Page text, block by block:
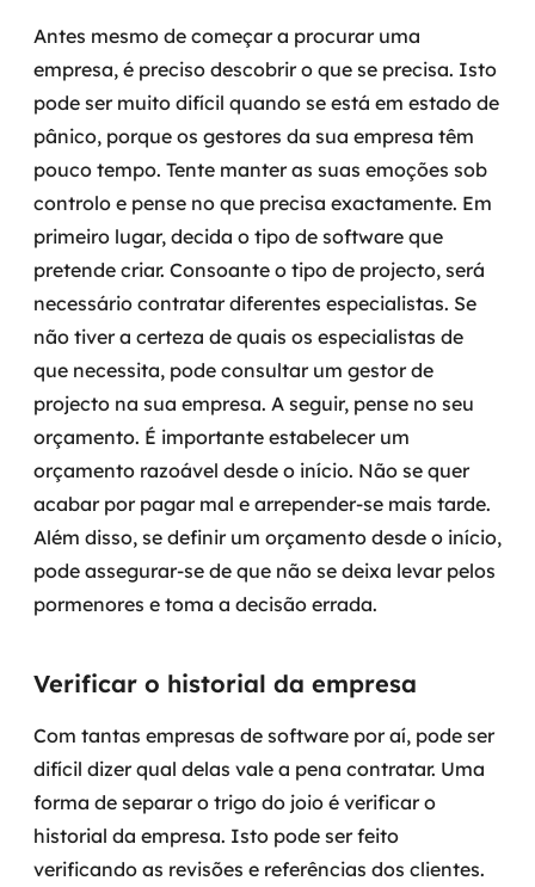
Sustentar operações com eficiência
Sustentação de aplicações
SRE / DevOps
Monitoramento 24x7
Suporte a banco de dados
FinOps
Billing Cloud
Gestão de infraestrutura
Escalar com segurança
Pentest
DevSecOps
MSS
Consultoria de segurança
Simulação de Phishing
Segurança de aplicações e Cloud
Antes mesmo de começar a procurar uma
empresa, é preciso descobrir o que se precisa. Isto
pode ser muito difícil quando se está em estado de
pânico, porque os gestores da sua empresa têm
pouco tempo. Tente manter as suas emoções sob
controlo e pense no que precisa exactamente. Em
primeiro lugar, decida o tipo de software que
pretende criar. Consoante o tipo de projecto, será
necessário contratar diferentes especialistas. Se
não tiver a certeza de quais os especialistas de
que necessita, pode consultar um gestor de
projecto na sua empresa. A seguir, pense no seu
orçamento. É importante estabelecer um
orçamento razoável desde o início. Não se quer
acabar por pagar mal e arrepender-se mais tarde.
Além disso, se definir um orçamento desde o início,
pode assegurar-se de que não se deixa levar pelos
pormenores e toma a decisão errada.
Verificar o historial da empresa
Com tantas empresas de software por aí, pode ser
difícil dizer qual delas vale a pena contratar. Uma
forma de separar o trigo do joio é verificar o
historial da empresa. Isto pode ser feito
verificando as revisões e referências dos clientes.